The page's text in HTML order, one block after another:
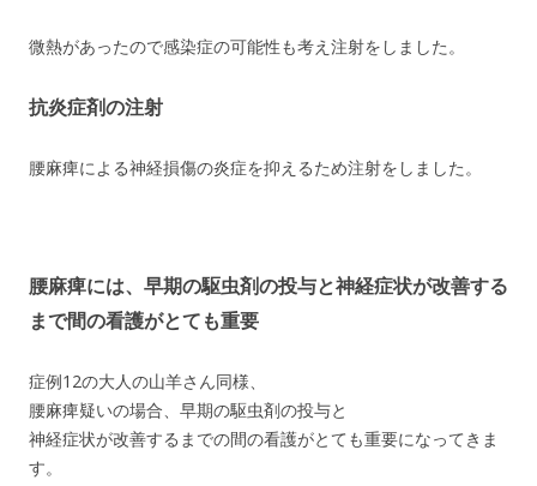
微熱があったので感染症の可能性も考え注射をしました。
抗炎症剤の注射
腰麻痺による神経損傷の炎症を抑えるため注射をしました。
腰麻痺には、早期の駆虫剤の投与と神経症状が改善する
まで間の看護がとても重要
症例12の大人の山羊さん同様、
腰麻痺疑いの場合、早期の駆虫剤の投与と
神経症状が改善するまでの間の看護がとても重要になってきま
す。